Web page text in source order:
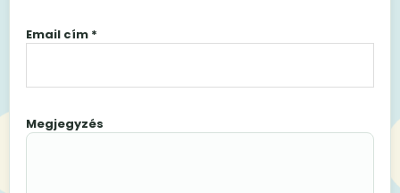
Email cím *
Megjegyzés